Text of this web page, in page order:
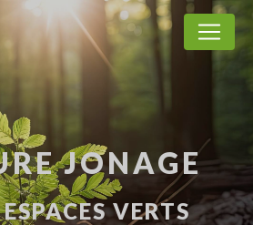
JONAGE
VERTS
cookies